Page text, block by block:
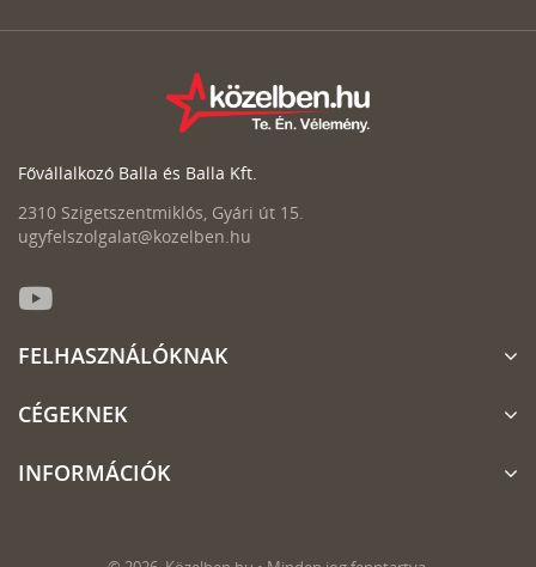
Fővállalkozó Balla és Balla Kft.
2310 Szigetszentmiklós, Gyári út 15.
ugyfelszolgalat@kozelben.hu
FELHASZNÁLÓKNAK
CÉGEKNEK
INFORMÁCIÓK